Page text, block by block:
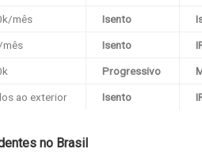
mês Isento
mês Isento
Progressivo
ao exterior Isento
no Brasil